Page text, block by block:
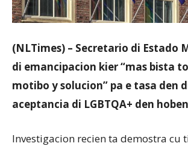
(NLTimes) – Secretario di Estado
di emancipacion kier “mas bista
motibo y solucion” pa e tasa den
aceptancia di LGBTQA+ den
Investigacion recien ta demostra cu